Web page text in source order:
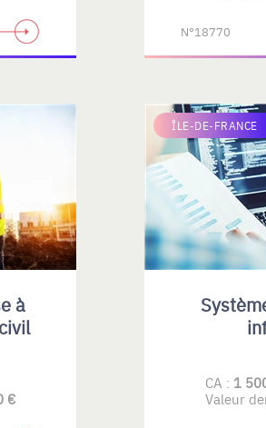
N°18770
à
€
ÎLE-DE-FRANCE
CA : 1
Valeur